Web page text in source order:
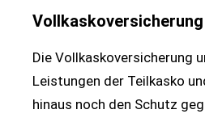
Vollkaskoversicherung
Die Vollkaskoversicherung
Leistungen der Teilkasko
hinaus noch den Schutz